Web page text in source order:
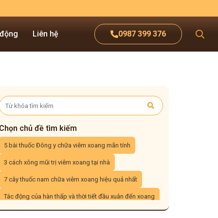
0987 399 376
Liên hệ
Chọn chủ đề tìm kiếm
5 bài thuốc Đông y chữa viêm xoang mãn tính
3 cách xông mũi trị viêm xoang tại nhà
7 cây thuốc nam chữa viêm xoang hiệu quả nhất
Tác động của hàn thấp và thời tiết đầu xuân đến xoang